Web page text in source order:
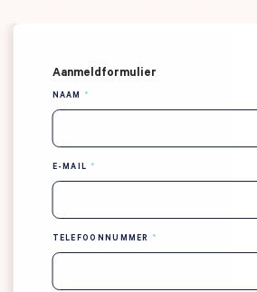
NAAM
E-MAIL
TELEFOONNUMMER